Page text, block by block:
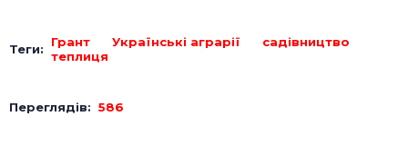
Теги: Грант Українські аграрії
садівництво
теплиця
Переглядів: 586